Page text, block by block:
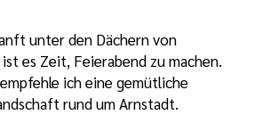
unter den Dächern von
es Zeit, Feierabend zu machen.
ich eine gemütliche
rund um Arnstadt.